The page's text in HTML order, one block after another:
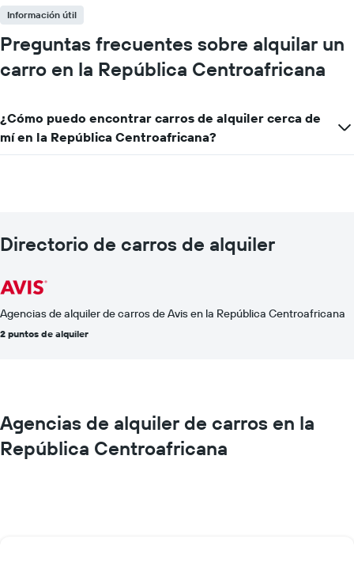
Información útil
Preguntas frecuentes sobre alquilar un
carro en la República Centroafricana
¿Cómo puedo encontrar carros de alquiler cerca de
mí en la República Centroafricana?
Directorio de carros de alquiler
Agencias de alquiler de carros de Avis en la República Centroafricana
2 puntos de alquiler
Agencias de alquiler de carros en la
República Centroafricana